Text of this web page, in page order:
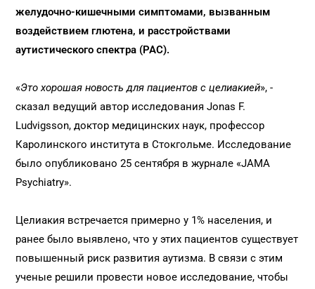
желудочно-кишечными симптомами, вызванным
воздействием глютена, и расстройствами
аутистического спектра (РАС).
«Это хорошая новость для пациентов с целиакией», -
сказал ведущий автор исследования Jonas F.
Ludvigsson, доктор медицинских наук, профессор
Каролинского института в Стокгольме. Исследование
было опубликовано 25 сентября в журнале «JAMA
Psychiatry».
Целиакия встречается примерно у 1% населения, и
ранее было выявлено, что у этих пациентов существует
повышенный риск развития аутизма. В связи с этим
ученые решили провести новое исследование, чтобы